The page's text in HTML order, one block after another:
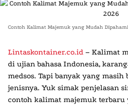
Contoh Kalimat Majemuk yang Mudah
Lintaskontainer.co.id – Kalimat
di ujian bahasa Indonesia,
medsos. Tapi banyak yang
jenisnya. Yuk simak penjelasan
contoh kalimat majemuk terbaru